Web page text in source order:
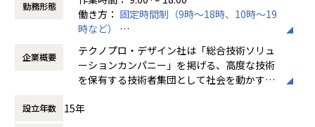
当社のお客さま（自動車/自動車部品/産業用装置等の大手メ
ーカー）の開発現場で、システム制御エンジニアとして、自
動運転システムの開発に従事していただきます。
を実施。
勤務形態
働き方： 固定時間制（9時～18時、10時～19
時など）
時間外労働の有無： 有（月平均20時間）
休憩時間： 60分
企業概要
テクノプロ・デザイン社は「総合技術ソリュ
ーションカンパニー」を掲げる、高度な技術
を保有する技術者集団として社会を動かすこ
設立年数 15年